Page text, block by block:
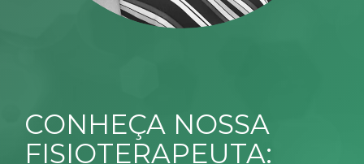
CONHEÇA NOSSA
FISIOTERAPEUTA: